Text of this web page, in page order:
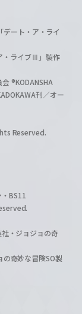
ート・ア・ライ
・ライブⅢ」製作
®KODANSHA
刊／オー
Reserved.
BS11
・ジョジョの奇
の奇妙な冒険SO製